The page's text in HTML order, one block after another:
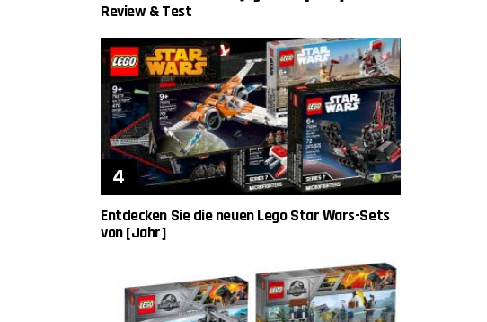
Review & Test
Entdecken Sie die neuen Lego Star Wars-Sets
von [Jahr]